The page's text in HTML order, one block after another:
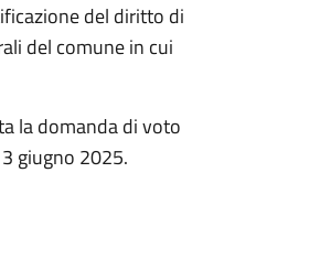
del diritto di
del comune in cui
la domanda di voto
giugno 2025.